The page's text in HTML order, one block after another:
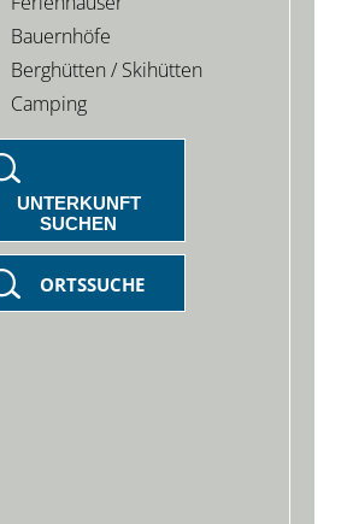
Bauernhöfe
Berghütten / Skihütten
Camping
UNTERKUNFT
SUCHEN
ORTSSUCHE